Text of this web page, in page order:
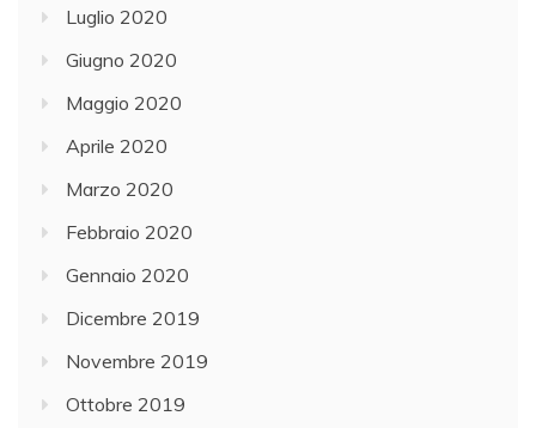
Luglio 2020
Giugno 2020
Maggio 2020
Aprile 2020
Marzo 2020
Febbraio 2020
Gennaio 2020
Dicembre 2019
Novembre 2019
Ottobre 2019